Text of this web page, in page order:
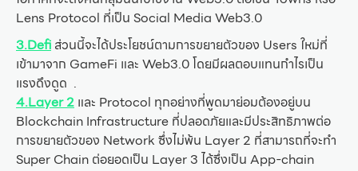
Lens Protocol ที่เป็น Social Media Web3.0
3.Defi ส่วนนี้จะได้ประโยชน์ตามการขยายตัวของ Users ใหม่ที่
เข้ามาจาก GameFi และ Web3.0 โดยมีผลตอบแทนกำไรเป็น
แรงดึงดูด .
4.Layer 2 และ Protocol ทุกอย่างที่พูดมาย่อมต้องอยู่บน
Blockchain Infrastructure ที่ปลอดภัยและมีประสิทธิภาพต่อ
การขยายตัวของ Network ซึ่งไม่พ้น Layer 2 ที่สามารถที่จะทำ
Super Chain ต่อยอดเป็น Layer 3 ได้ซึ่งเป็น App-chain